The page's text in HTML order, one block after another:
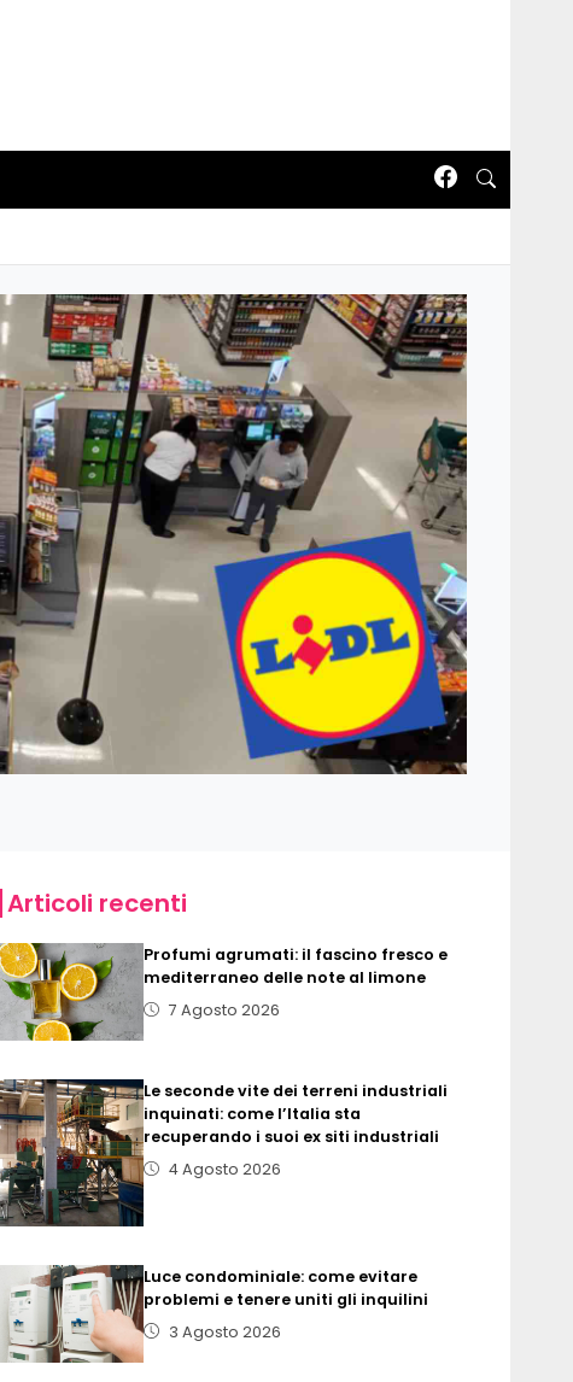
Articoli recenti
Profumi agrumati: il fascino fresco e
mediterraneo delle note al limone
7 Agosto 2026
Le seconde vite dei terreni industriali
inquinati: come l’Italia sta
recuperando i suoi ex siti industriali
4 Agosto 2026
Luce condominiale: come evitare
problemi e tenere uniti gli inquilini
3 Agosto 2026